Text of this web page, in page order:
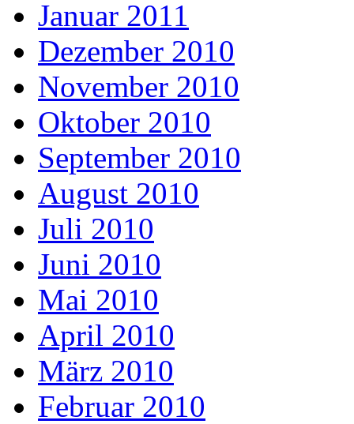
Januar 2011
Dezember 2010
November 2010
Oktober 2010
September 2010
August 2010
Juli 2010
Juni 2010
Mai 2010
April 2010
März 2010
Februar 2010